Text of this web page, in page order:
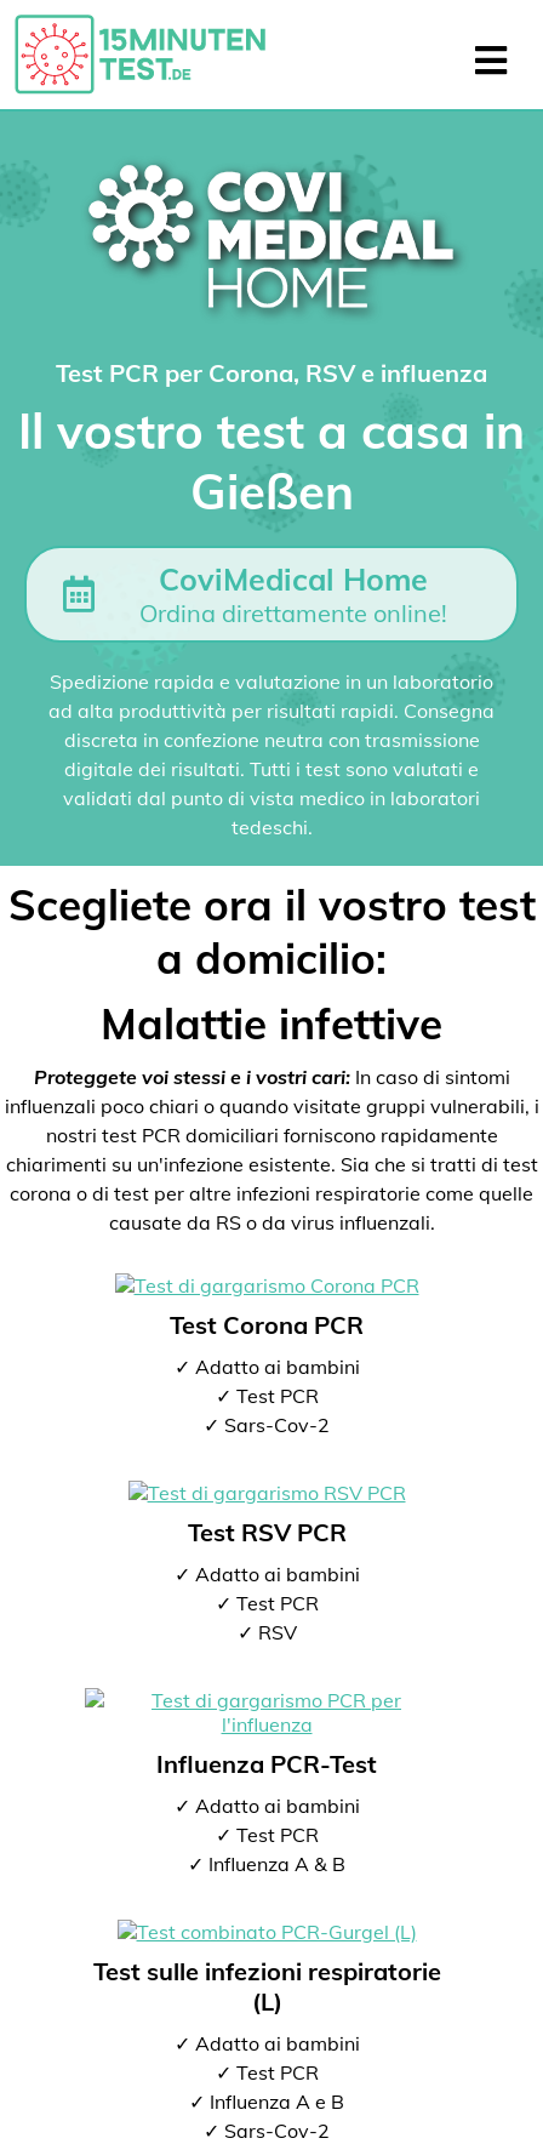
Test PCR per Corona, RSV e influenza
Il vostro test a casa in
Gießen
CoviMedical Home
Ordina direttamente online!
Spedizione rapida e valutazione in un laboratorio
ad alta produttività per risultati rapidi. Consegna
discreta in confezione neutra con trasmissione
digitale dei risultati. Tutti i test sono valutati e
validati dal punto di vista medico in laboratori
tedeschi.
Scegliete ora il vostro test
a domicilio:
Malattie infettive
Proteggete voi stessi e i vostri cari:In caso di sintomi
influenzali poco chiari o quando visitate gruppi vulnerabili, i
nostri test PCR domiciliari forniscono rapidamente
chiarimenti su un'infezione esistente. Sia che si tratti di test
corona o di test per altre infezioni respiratorie come quelle
causate da RS o da virus influenzali.
Test Corona PCR
✓ Adatto ai bambini
✓ Test PCR
✓ Sars-Cov-2
Test RSV PCR
✓ Adatto ai bambini
✓ Test PCR
✓ RSV
Influenza PCR-Test
✓ Adatto ai bambini
✓ Test PCR
✓ Influenza A & B
Test sulle infezioni respiratorie
(L)
✓ Adatto ai bambini
✓ Test PCR
✓ Influenza A e B
✓ Sars-Cov-2